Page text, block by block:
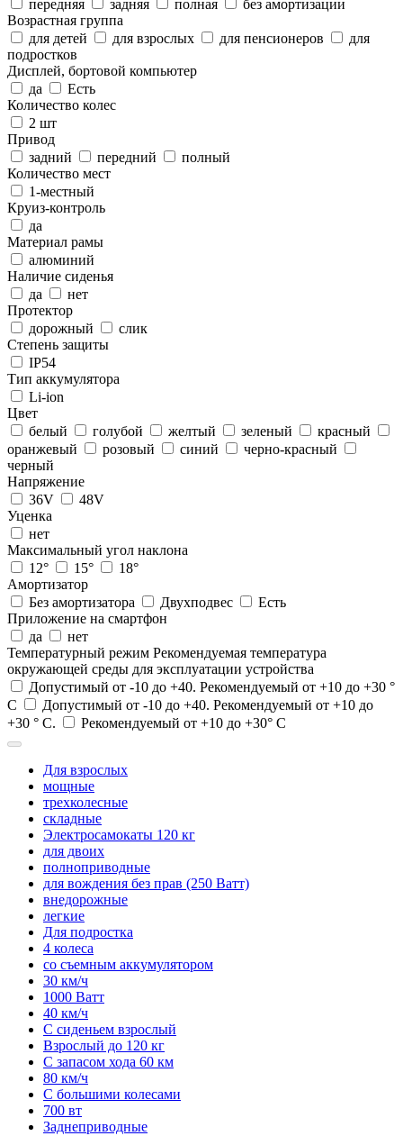
передняя
задняя полная
без амортизации
Возрастная группа
для детей
для взрослых для пенсионеров
для
подростков
Дисплей, бортовой компьютер
да
Есть
Количество колес
2 шт
Привод
задний
передний
полный
Количество мест
1-местный
Круиз-контроль
да
Материал рамы
алюминий
Наличие сиденья
да
нет
Протектор
дорожный
слик
Степень защиты
IP54
Тип аккумулятора
Li-ion
Цвет
белый
голубой желтый зеленый
красный
оранжевый
розовый синий
черно-красный
черный
Напряжение
36V
48V
Уценка
нет
Максимальный угол наклона
12°
15°
18°
Амортизатор
Без амортизатора
Двухподвес
Есть
Приложение на смартфон
да
нет
Температурный режим Рекомендуемая температура
окружающей среды для эксплуатации устройства
Допустимый от -10 до +40. Рекомендуемый от +10 до +30 °
С
Допустимый от -10 до +40. Рекомендуемый от +10 до
+30 ° С.
Рекомендуемый от +10 до +30° С
Для взрослых
мощные
трехколесные
складные
Электросамокаты 120 кг
для двоих
полноприводные
для вождения без прав (250 Ватт)
внедорожные
легкие
Для подростка
4 колеса
со съемным аккумулятором
30 км/ч
1000 Ватт
40 км/ч
С сиденьем взрослый
Взрослый до 120 кг
С запасом хода 60 км
80 км/ч
С большими колесами
700 вт
Заднеприводные